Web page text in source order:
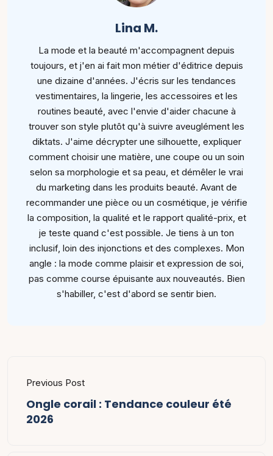
Lina M.
La mode et la beauté m'accompagnent depuis
toujours, et j'en ai fait mon métier d'éditrice depuis
une dizaine d'années. J'écris sur les tendances
vestimentaires, la lingerie, les accessoires et les
routines beauté, avec l'envie d'aider chacune à
trouver son style plutôt qu'à suivre aveuglément les
diktats. J'aime décrypter une silhouette, expliquer
comment choisir une matière, une coupe ou un soin
selon sa morphologie et sa peau, et démêler le vrai
du marketing dans les produits beauté. Avant de
recommander une pièce ou un cosmétique, je vérifie
la composition, la qualité et le rapport qualité-prix, et
je teste quand c'est possible. Je tiens à un ton
inclusif, loin des injonctions et des complexes. Mon
angle : la mode comme plaisir et expression de soi,
pas comme course épuisante aux nouveautés. Bien
s'habiller, c'est d'abord se sentir bien.
Previous Post
Ongle corail : Tendance couleur été
2026